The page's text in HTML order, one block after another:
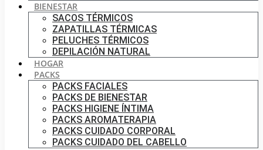
BIENESTAR
SACOS TÉRMICOS
ZAPATILLAS TÉRMICAS
PELUCHES TÉRMICOS
DEPILACIÓN NATURAL
HOGAR
PACKS
PACKS FACIALES
PACKS DE BIENESTAR
PACKS HIGIENE ÍNTIMA
PACKS AROMATERAPIA
PACKS CUIDADO CORPORAL
PACKS CUIDADO DEL CABELLO